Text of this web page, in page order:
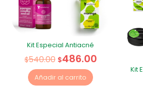
Kit Especial Antiacné
$540.00 $486.00
Añadir al carrito
Kit